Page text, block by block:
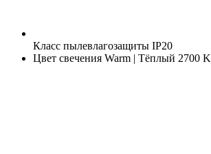
Класс пылевлагозащиты IP20
Цвет свечения Warm | Тёплый 2700 K